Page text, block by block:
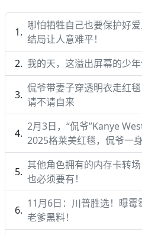
哪怕牺牲自己也要保护好
结局让人意难平！
我的天，这溢出屏幕的少年
侃爷带妻子穿透明衣走红
请不请自来
2月3日，“侃爷”Kanye
2025格莱美红毯，侃爷一
其他角色拥有的内存卡转场
也必须要有！
11月6日：川普胜选！曝
老爹黑料！